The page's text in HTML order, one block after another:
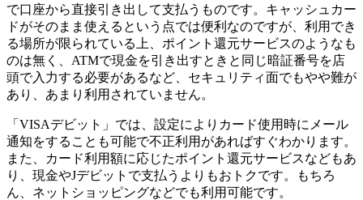
で口座から直接引き出して支払うものです。キャッシュカー
ドがそのまま使えるという点では便利なのですが、利用でき
る場所が限られている上、ポイント還元サービスのようなも
のは無く、ATMで現金を引き出すときと同じ暗証番号を店
頭で入力する必要があるなど、セキュリティ面でもやや難が
あり、あまり利用されていません。
「VISAデビット」では、設定によりカード使用時にメール
通知をすることも可能で不正利用があればすぐわかります。
また、カード利用額に応じたポイント還元サービスなどもあ
り、現金やJデビットで支払うよりもおトクです。もちろ
ん、ネットショッピングなどでも利用可能です。